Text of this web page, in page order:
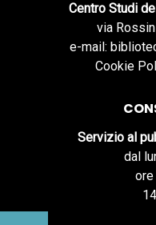
Centro Studi
via
e-mail:
Cookie
Servizio al
dal
ore